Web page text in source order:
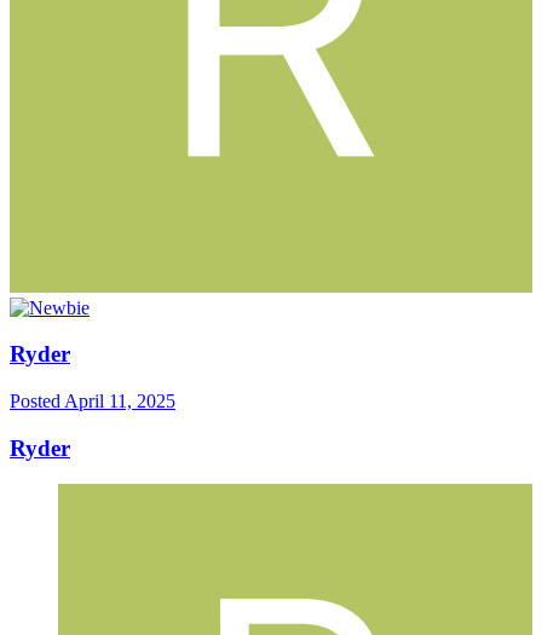
Ryder
Posted April 11, 2025
Ryder